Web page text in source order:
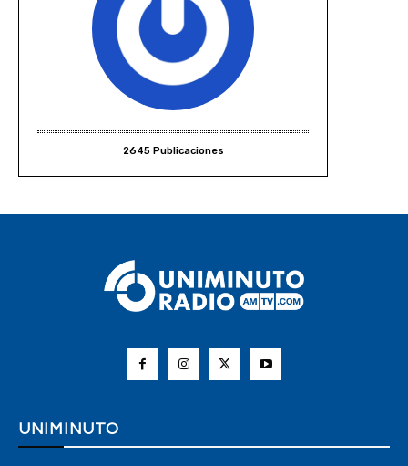
2645 Publicaciones
UNIMINUTO